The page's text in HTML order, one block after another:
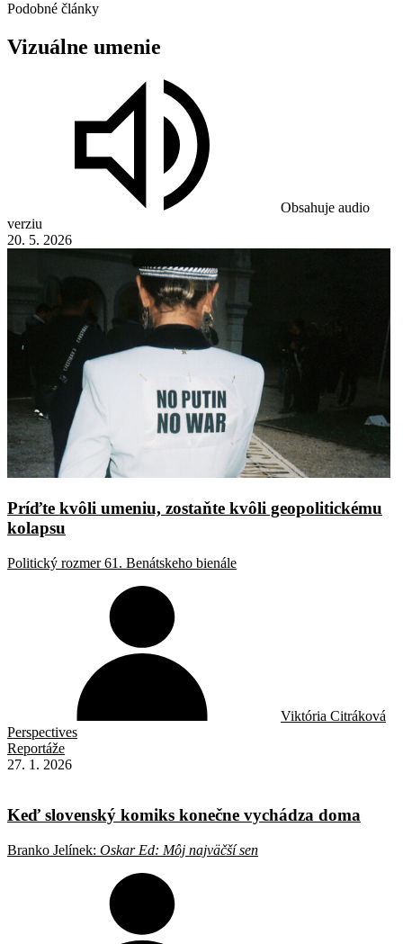
Podobné články
Vizuálne umenie
Obsahuje audio
verziu
20. 5. 2026
Príďte kvôli umeniu, zostaňte kvôli geopolitickému
kolapsu
Politický rozmer 61. Benátskeho bienále
Viktória Citráková
Perspectives
Reportáže
27. 1. 2026
Keď slovenský komiks konečne vychádza doma
Branko Jelínek: Oskar Ed: Môj najväčší sen